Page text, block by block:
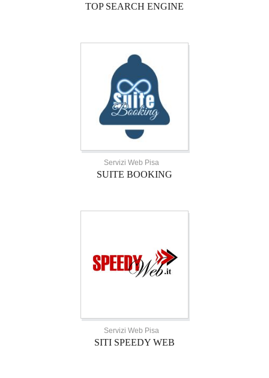
TOP SEARCH ENGINE
Servizi Web Pisa
SUITE BOOKING
Servizi Web Pisa
SITI SPEEDY WEB